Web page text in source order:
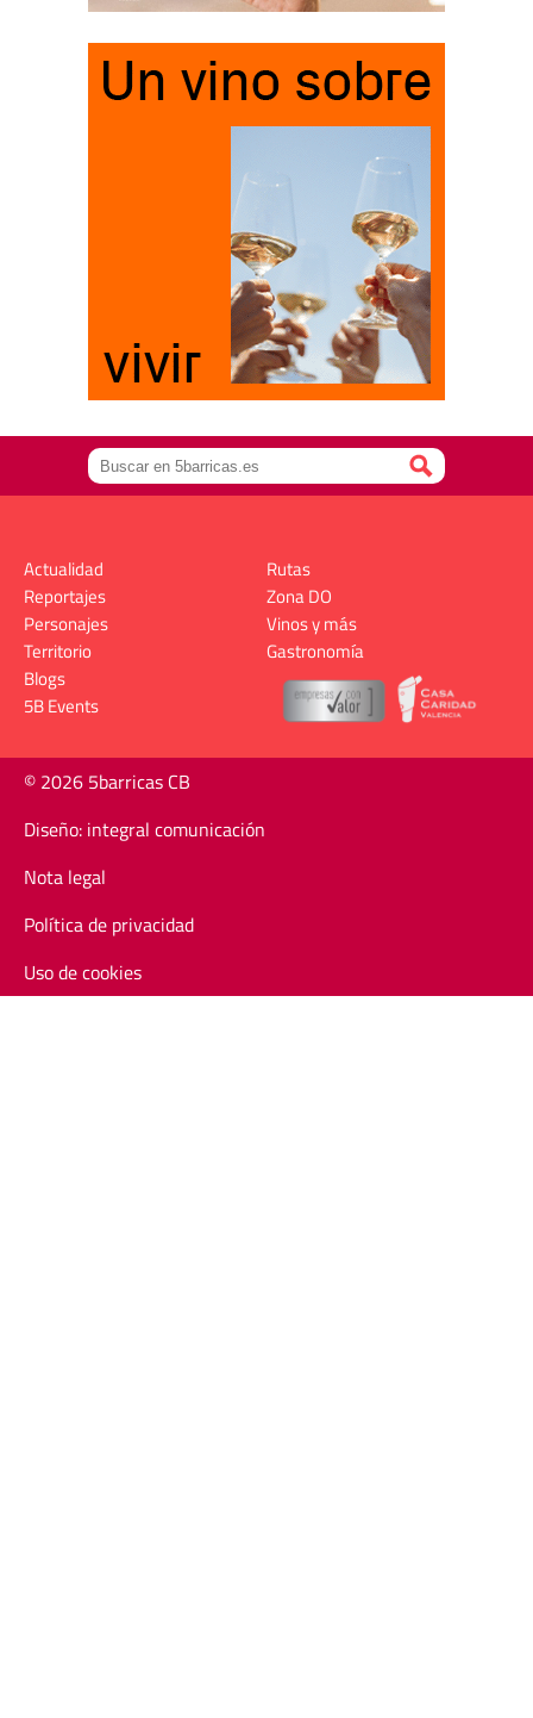
Actualidad
Reportajes
Personajes
Territorio
Rutas
Zona DO
Vinos y más
Gastronomía
Blogs
5B Events
© 2026 5barricas CB
Diseño: integral comunicación
Nota legal
Política de privacidad
Uso de cookies